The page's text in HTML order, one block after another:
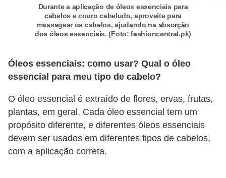
Durante a aplicação de óleos essenciais para
cabelos e couro cabeludo, aproveite para
massagear os cabelos, ajudando na absorção
dos óleos essenciais. (Foto: fashioncentral.pk)
Óleos essenciais: como usar? Qual o óleo
essencial para meu tipo de cabelo?
O óleo essencial é extraído de flores, ervas, frutas,
plantas, em geral. Cada óleo essencial tem um
propósito diferente, e diferentes óleos essenciais
devem ser usados em diferentes tipos de cabelos,
com a aplicação correta.
n
a
P
e
l